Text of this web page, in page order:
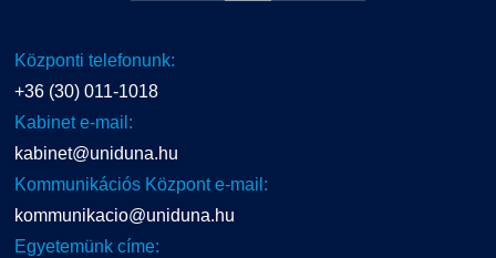
Központi telefonunk:
+36 (30) 011-1018
Kabinet e-mail:
kabinet@uniduna.hu
Kommunikációs Központ e-mail:
kommunikacio@uniduna.hu
Egyetemünk címe: